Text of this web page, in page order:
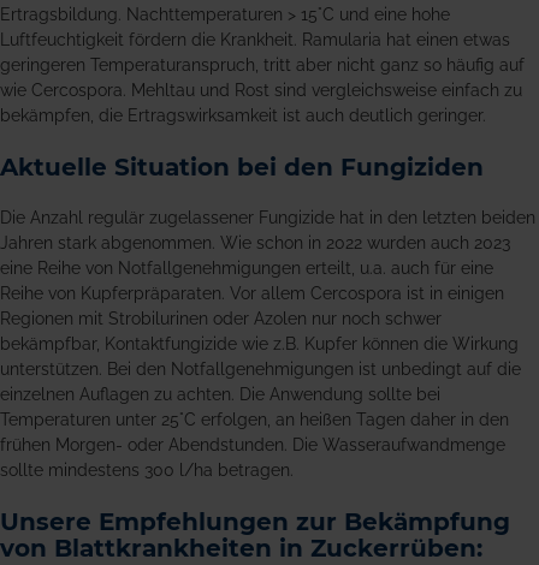
Ertragsbildung. Nachttemperaturen > 15°C und eine hohe
Luftfeuchtigkeit fördern die Krankheit. Ramularia hat einen etwas
geringeren Temperaturanspruch, tritt aber nicht ganz so häufig auf
wie Cercospora. Mehltau und Rost sind vergleichsweise einfach zu
bekämpfen, die Ertragswirksamkeit ist auch deutlich geringer.
Aktuelle Situation bei den Fungiziden
Die Anzahl regulär zugelassener Fungizide hat in den letzten beiden
Jahren stark abgenommen. Wie schon in 2022 wurden auch 2023
eine Reihe von Notfallgenehmigungen erteilt, u.a. auch für eine
Reihe von Kupferpräparaten. Vor allem Cercospora ist in einigen
Regionen mit Strobilurinen oder Azolen nur noch schwer
bekämpfbar, Kontaktfungizide wie z.B. Kupfer können die Wirkung
unterstützen. Bei den Notfallgenehmigungen ist unbedingt auf die
einzelnen Auflagen zu achten. Die Anwendung sollte bei
Temperaturen unter 25°C erfolgen, an heißen Tagen daher in den
frühen Morgen- oder Abendstunden. Die Wasseraufwandmenge
sollte mindestens 300 l/ha betragen.
Unsere Empfehlungen zur Bekämpfung
von Blattkrankheiten in Zuckerrüben: